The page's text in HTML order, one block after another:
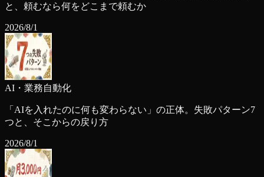
と、頼むなら何をどこまで頼むか
2026/8/1
AI・業務自動化
「AIを入れたのに何も変わらない」の正体。失敗パターン7
つと、そこからの戻り方
2026/8/1